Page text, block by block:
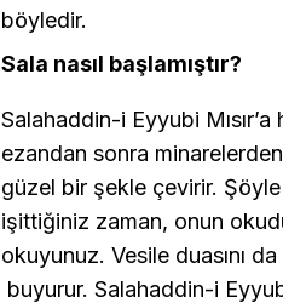
böyledir.
Sala nasıl başlamıştır?
Salahaddin-i Eyyubi
ezandan sonra
güzel bir şekle çevirir.
işittiğiniz zaman, onun
okuyunuz. Vesile duasını
buyurur. Salahaddin-i